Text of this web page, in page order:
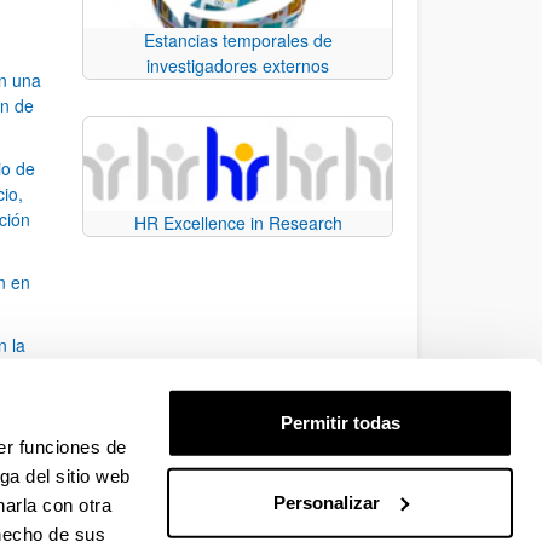
funciones de
del sitio web
con otra
de sus
Permitir todas
Personalizar
una
de
de
en
la
desplazarse.
Estancias temporales de
investigadores externos
HR Excellence in Research